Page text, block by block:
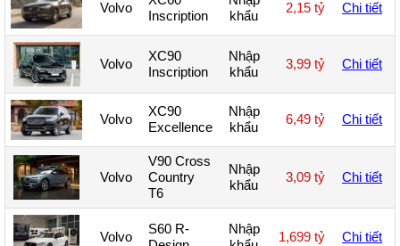
Volvo
Inscription
khẩu
2,15 tỷ Chi tiết
Volvo
XC90
Inscription
Nhập
khẩu
3,99 tỷ Chi tiết
Volvo
XC90
Excellence
Nhập
khẩu
6,49 tỷ Chi tiết
Volvo
V90 Cross
Country
T6
Nhập
khẩu
3,09 tỷ Chi tiết
Volvo
S60 R-
Nhập
1,699 tỷ Chi tiết